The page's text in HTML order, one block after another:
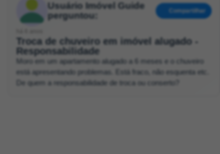
Usuário Imóvel Guide
perguntou:
Compartilhar
Troca de chuveiro em imóvel alugado -
Responsabilidade
Moro em um apartamento alugado a 6 meses e o chuveiro
está apresentando problemas. Está fraco, não esquenta etc.
De quem a responsabilidade de troca ou conserto?